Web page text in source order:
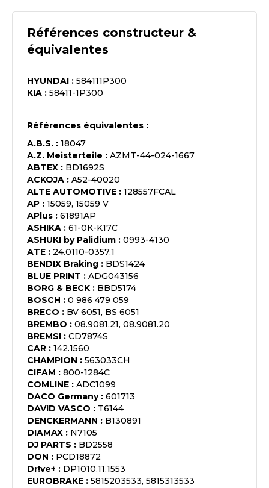
Références constructeur &
équivalentes
HYUNDAI : 584111P300
KIA : 58411-1P300
Références équivalentes :
A.B.S. : 18047
A.Z. Meisterteile : AZMT-44-024-1667
ABTEX : BD1692S
ACKOJA : A52-40020
ALTE AUTOMOTIVE : 128557FCAL
AP : 15059, 15059 V
APlus : 61891AP
ASHIKA : 61-0K-K17C
ASHUKI by Palidium : 0993-4130
ATE : 24.0110-0357.1
BENDIX Braking : BDS1424
BLUE PRINT : ADG043156
BORG & BECK : BBD5174
BOSCH : 0 986 479 059
BRECO : BV 6051, BS 6051
BREMBO : 08.9081.21, 08.9081.20
BREMSI : CD7874S
CAR : 142.1560
CHAMPION : 563033CH
CIFAM : 800-1284C
COMLINE : ADC1099
DACO Germany: 601713
DAVID VASCO : T6144
DENCKERMANN : B130891
DIAMAX : N7105
DJ PARTS : BD2558
DON : PCD18872
Dr!ve+ : DP1010.11.1553
EUROBRAKE : 5815203533, 5815313533